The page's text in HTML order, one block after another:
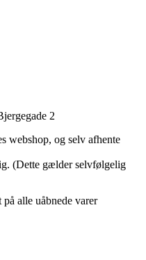
2
webshop, og selv afhente
(Dette gælder selvfølgelig
alle uåbnede varer